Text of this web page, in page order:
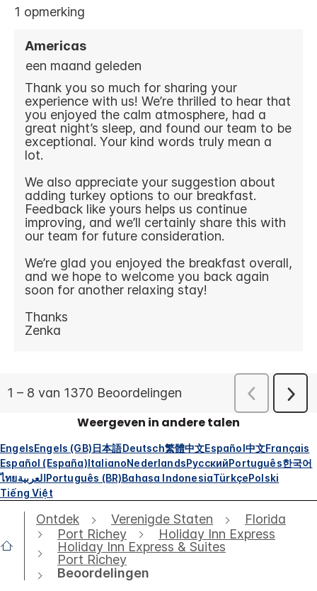
Weergeven in andere talen
EngelsEngels (GB)日本語Deutsch繁體中文Español中文Français
Español (España)ItalianoNederlandsРусскийPortuguês한국어
ไทยالعربيةPortuguês (BR)Bahasa IndonesiaTürkçePolski
Tiếng Việt
Ontdek Verenigde Staten
Florida
Port Richey
Holiday Inn Express
Holiday Inn Express & Suites
Port Richey
Beoordelingen